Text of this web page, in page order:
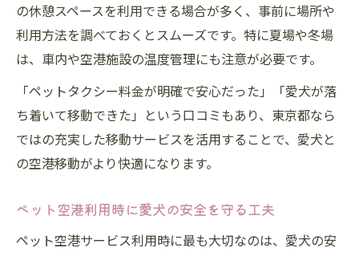
の休憩スペースを利用できる場合が多く、事前に場所や
利用方法を調べておくとスムーズです。特に夏場や冬場
は、車内や空港施設の温度管理にも注意が必要です。
「ペットタクシー料金が明確で安心だった」「愛犬が落
ち着いて移動できた」という口コミもあり、東京都なら
ではの充実した移動サービスを活用することで、愛犬と
の空港移動がより快適になります。
ペット空港利用時に愛犬の安全を守る工夫
ペット空港サービス利用時に最も大切なのは、愛犬の安